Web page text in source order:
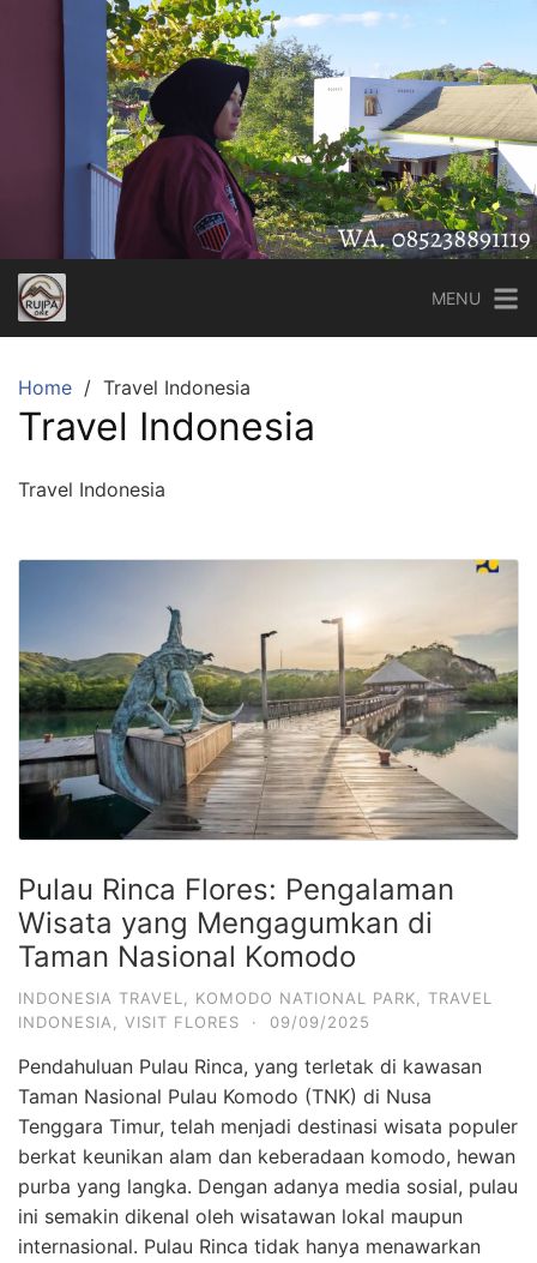
content
MENU
Home Travel Indonesia
Travel Indonesia
Travel Indonesia
Pulau Rinca Flores: Pengalaman
Wisata yang Mengagumkan di
Taman Nasional Komodo
INDONESIA TRAVEL, KOMODO NATIONAL PARK, TRAVEL
INDONESIA, VISIT FLORES · 09/09/2025
Pendahuluan Pulau Rinca, yang terletak di kawasan
Taman Nasional Pulau Komodo (TNK) di Nusa
Tenggara Timur, telah menjadi destinasi wisata populer
berkat keunikan alam dan keberadaan komodo, hewan
purba yang langka. Dengan adanya media sosial, pulau
ini semakin dikenal oleh wisatawan lokal maupun
internasional. Pulau Rinca tidak hanya menawarkan